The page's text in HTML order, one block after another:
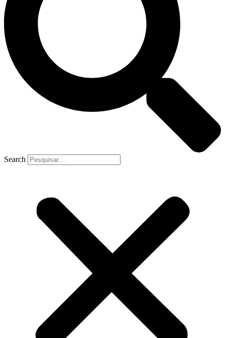
Search